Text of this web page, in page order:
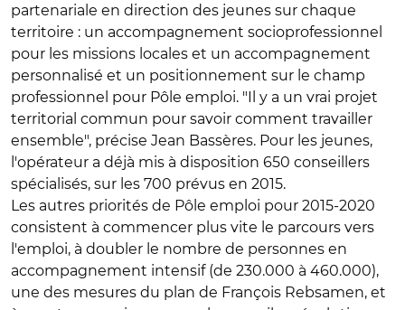
partenariale en direction des jeunes sur chaque
territoire : un accompagnement socioprofessionnel
pour les missions locales et un accompagnement
personnalisé et un positionnement sur le champ
professionnel pour Pôle emploi. "Il y a un vrai projet
territorial commun pour savoir comment travailler
ensemble", précise Jean Bassères. Pour les jeunes,
l'opérateur a déjà mis à disposition 650 conseillers
spécialisés, sur les 700 prévus en 2015.
Les autres priorités de Pôle emploi pour 2015-2020
consistent à commencer plus vite le parcours vers
l'emploi, à doubler le nombre de personnes en
accompagnement intensif (de 230.000 à 460.000),
une des mesures du plan de François Rebsamen, et